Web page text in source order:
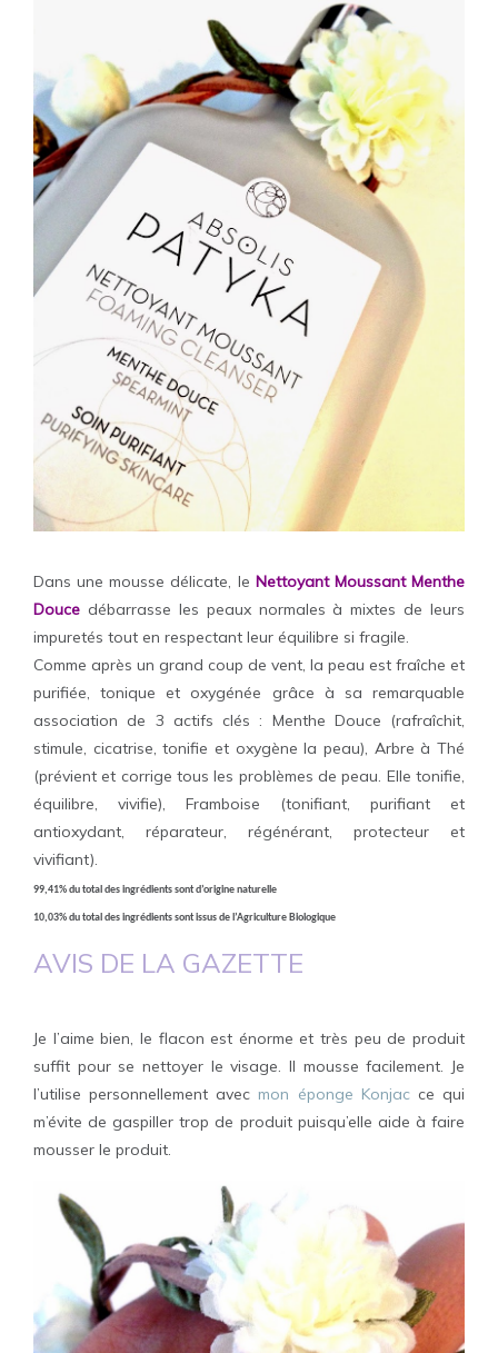
Dans une mousse délicate, le Nettoyant Moussant Menthe
Douce débarrasse les peaux normales à mixtes de leurs
impuretés tout en respectant leur équilibre si fragile.
Comme après un grand coup de vent, la peau est fraîche et
purifiée, tonique et oxygénée grâce à sa remarquable
association de 3 actifs clés : Menthe Douce (rafraîchit,
stimule, cicatrise, tonifie et oxygène la peau), Arbre à Thé
(prévient et corrige tous les problèmes de peau. Elle tonifie,
équilibre, vivifie), Framboise (tonifiant, purifiant et
antioxydant, réparateur, régénérant, protecteur et
vivifiant).
99,41% du total des ingrédients sont d’origine naturelle
10,03% du total des ingrédients sont issus de l’Agriculture Biologique
AVIS DE LA GAZETTE
Je l’aime bien, le flacon est énorme et très peu de produit
suffit pour se nettoyer le visage. Il mousse facilement. Je
l’utilise personnellement avecmon éponge Konjacce qui
m’évite de gaspiller trop de produit puisqu’elle aide à faire
mousser le produit.